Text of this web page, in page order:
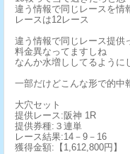
違う情報で同じレースを情
レースは12レース
違う情報で同じレース提供
料金異なってますしね
なんか水増ししてるように
一部だけどこんな形で的中
大穴セット
提供レース:阪神 1R
提供券種:３連単
レース結果:14－9－16
獲得金額:【1,612,800円】